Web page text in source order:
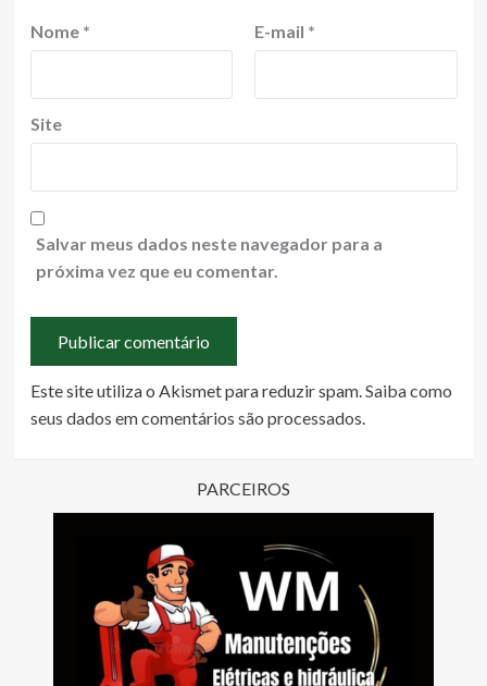
Nome * E-mail *
Site
Salvar meus dados neste navegador para a
próxima vez que eu comentar.
Este site utiliza o Akismet para reduzir spam.Saiba como
seus dados em comentários são processados.
PARCEIROS